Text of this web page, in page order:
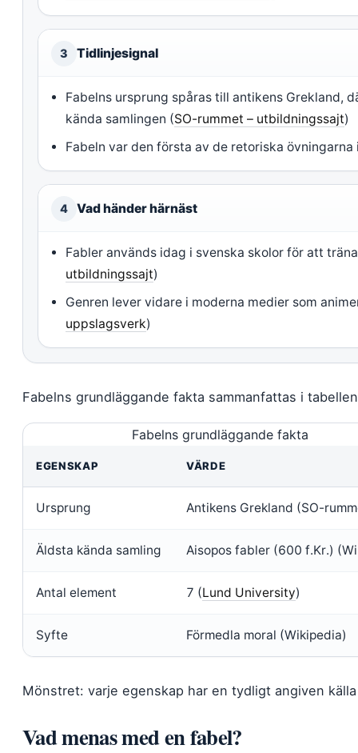
3 Tidlinjesignal
Fabelns ursprung spåras till antikens Grekland,
kända samlingen (SO-rummet – utbildningssajt)
Fabeln var den första av de retoriska
4 Vad händer härnäst
Fabler används idag i svenska skolor för att
utbildningssajt)
Genren lever vidare i moderna medier som
uppslagsverk)
Fabelns grundläggande fakta sammanfattas i
Fabelns grundläggande fakta
EGENSKAP VÄRDE
Ursprung Antikens Grekland (SO-
Äldsta kända samling Aisopos fabler (600 f.Kr.)
Antal element 7 (Lund University)
Syfte Förmedla moral (Wikipedia)
Mönstret: varje egenskap har en tydligt angiven
Vad menas med en fabel?